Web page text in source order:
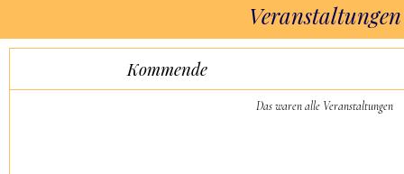
Veranstaltungen
Kommende
Das waren alle Veranstaltungen